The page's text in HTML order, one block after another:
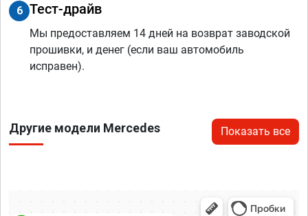
6 Тест-драйв
Мы предоставляем 14 дней на возврат заводской
прошивки, и денег (если ваш автомобиль
исправен).
Другие модели Mercedes Показать все